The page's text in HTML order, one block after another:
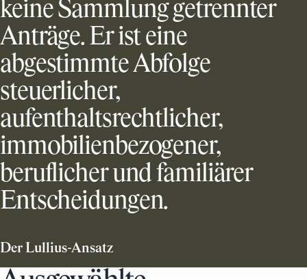
keine Sammlung getrennter
Anträge. Er ist eine
abgestimmte Abfolge
steuerlicher,
aufenthaltsrechtlicher,
immobilienbezogener,
beruflicher und familiärer
Entscheidungen.
Der Lullius-Ansatz